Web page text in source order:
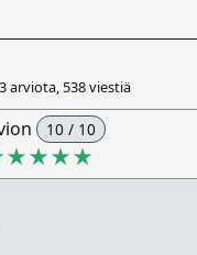
arviota,538 viestiä
10 / 10